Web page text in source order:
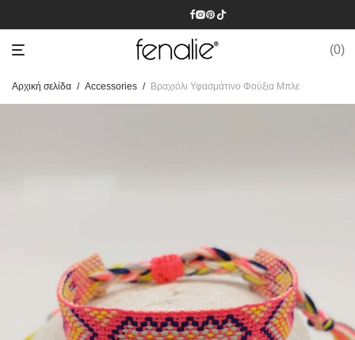
0
Αρχική σελίδα / Accessories / Βραχιόλι Υφασμάτινο Φούξια Μπλε